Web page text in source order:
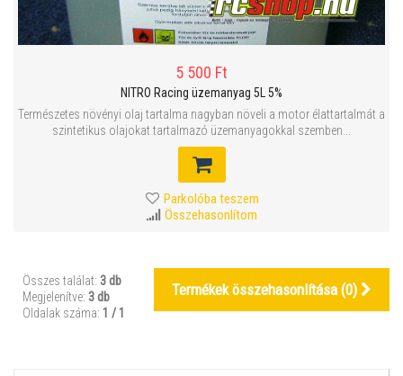
5 500 Ft
NITRO Racing üzemanyag 5L 5%
Természetes növényi olaj tartalma nagyban növeli a motor élattartalmát a
szintetikus olajokat tartalmazó üzemanyagokkal szemben...
Parkolóba teszem
Összehasonlítom
Összes találat: 3 db
Megjelenítve: 3 db
Oldalak száma: 1 / 1
Termékek összehasonlítása (0)